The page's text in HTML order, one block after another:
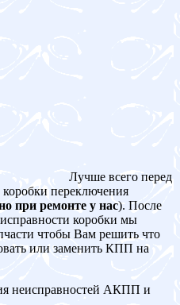
Лучше всего перед
коробки переключения
при ремонте у нас). После
коробки мы
чтобы Вам решить что
или заменить КПП на
неисправностей АКПП и